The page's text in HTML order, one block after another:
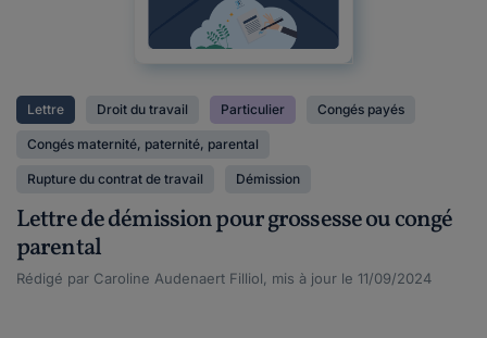
Lettre Droit du travail Particulier Congés payés
Congés maternité, paternité, parental
Rupture du contrat de travail Démission
Lettre de démission pour grossesse ou congé
parental
Rédigé par Caroline Audenaert Filliol, mis à jour le 11/09/2024